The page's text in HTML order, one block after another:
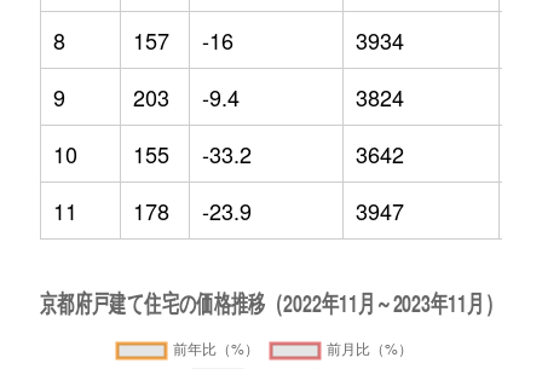
8
157 -16 3934
9
203 -9.4 3824
10
155 -33.2 3642
11
178 -23.9 3947